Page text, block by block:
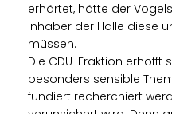
erhärtet, hätte der
Inhaber der Halle diese
müssen.
Die CDU-Fraktion erhofft
besonders sensible
fundiert recherchiert